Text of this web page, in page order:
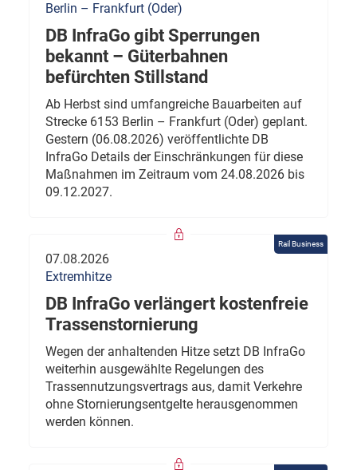
Berlin – Frankfurt (Oder)
DB InfraGo gibt Sperrungen
bekannt – Güterbahnen
befürchten Stillstand
Ab Herbst sind umfangreiche Bauarbeiten auf
Strecke 6153 Berlin – Frankfurt (Oder) geplant.
Gestern (06.08.2026) veröffentlichte DB
InfraGo Details der Einschränkungen für diese
Maßnahmen im Zeitraum vom 24.08.2026 bis
09.12.2027.
Rail Business
07.08.2026
Extremhitze
DB InfraGo verlängert kostenfreie
Trassenstornierung
Wegen der anhaltenden Hitze setzt DB InfraGo
weiterhin ausgewählte Regelungen des
Trassennutzungsvertrags aus, damit Verkehre
ohne Stornierungsentgelte herausgenommen
werden können.